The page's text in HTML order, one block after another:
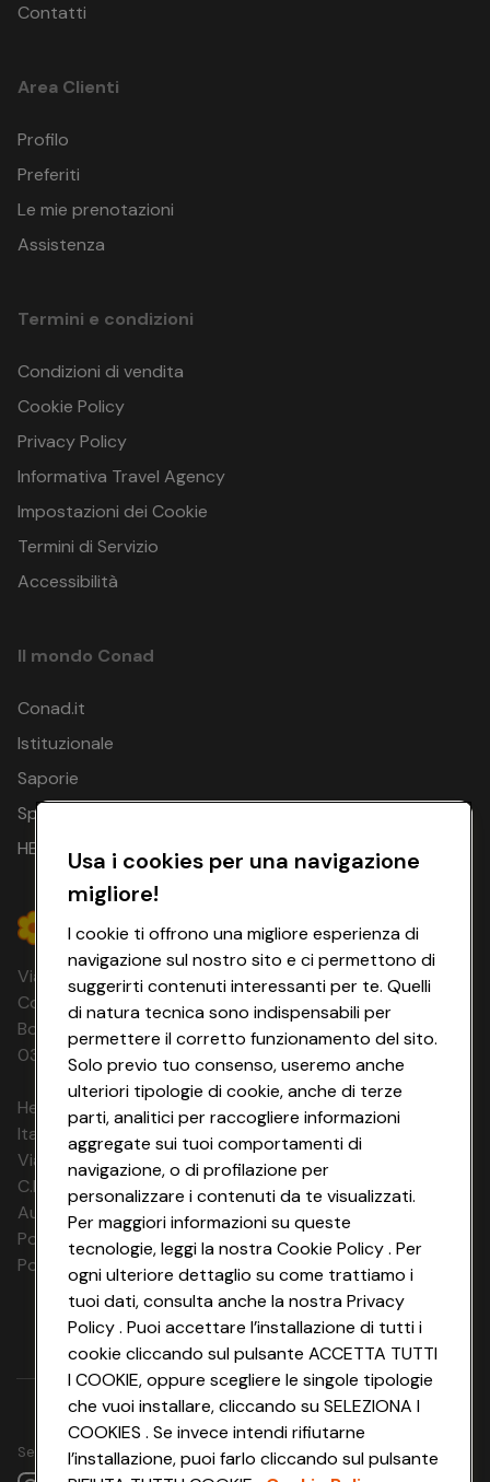
Contatti
Area Clienti
Profilo
Preferiti
Le mie prenotazioni
Assistenza
Termini e condizioni
Condizioni di vendita
Cookie Policy
Privacy Policy
Informativa Travel Agency
Impostazioni dei Cookie
Termini di Servizio
Accessibilità
Il mondo Conad
Conad.it
Istituzionale
Saporie
Spesa Online
HEYCONAD
Via Michelino, 59 | 40127 BOLOGNA
Codice Fiscale e Registro Imprese di
Bologna 00865960157 PARTITA IVA
03320960374 CONAD SOC. COOP.
HeyConad Viaggi è un servizio gestito da
Italia Travel Marketing S.r.l.
Via Chiesolina 8 | 37066 Sommacampagna (VR)
C.F. e P.IVA: 03816060234
Aut. Prov Verona n. 4737/10
Polizza Ass. RC n. 177765037
Polizza Ass. Protection n. 6006000083/F
Seguici su
Usa i cookies per una navigazione
migliore!
I cookie ti offrono una migliore esperienza di
navigazione sul nostro sito e ci permettono di
suggerirti contenuti interessanti per te. Quelli
di natura tecnica sono indispensabili per
permettere il corretto funzionamento del sito.
Solo previo tuo consenso, useremo anche
ulteriori tipologie di cookie, anche di terze
parti, analitici per raccogliere informazioni
aggregate sui tuoi comportamenti di
navigazione, o di profilazione per
personalizzare i contenuti da te visualizzati.
Per maggiori informazioni su queste
tecnologie, leggi la nostra Cookie Policy . Per
ogni ulteriore dettaglio su come trattiamo i
tuoi dati, consulta anche la nostra Privacy
Policy . Puoi accettare l’installazione di tutti i
cookie cliccando sul pulsante ACCETTA TUTTI
I COOKIE, oppure scegliere le singole tipologie
che vuoi installare, cliccando su SELEZIONA I
COOKIES . Se invece intendi rifiutarne
l’installazione, puoi farlo cliccando sul pulsante